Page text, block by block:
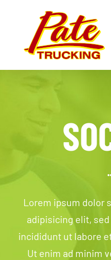
Lorem ipsum dolor
adipisicing elit,
incididunt ut labore
Ut enim ad minim